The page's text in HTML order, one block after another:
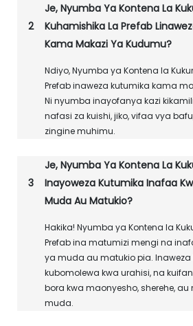
2
Je, Nyumba Ya Kontena La
Kuhamishika La Prefab
Kama Makazi Ya Kudumu?
Ndiyo, Nyumba ya Kontena la
Prefab inaweza kutumika kama
Ni nyumba inayofanya kazi
nafasi za kuishi, jiko, vifaa vya
zingine muhimu.
3
Je, Nyumba Ya Kontena La
Inayoweza Kutumika Inafaa
Muda Au Matukio?
Hakika! Nyumba ya Kontena la
Prefab ina matumizi mengi na
ya muda au matukio pia.
kubomolewa kwa urahisi, na
bora kwa maonyesho, sherehe, au
muda.